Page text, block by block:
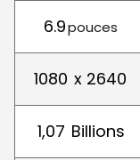
6.9pouces
1080 x 2640
1,07 Billions